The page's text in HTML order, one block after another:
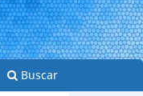
Buscar